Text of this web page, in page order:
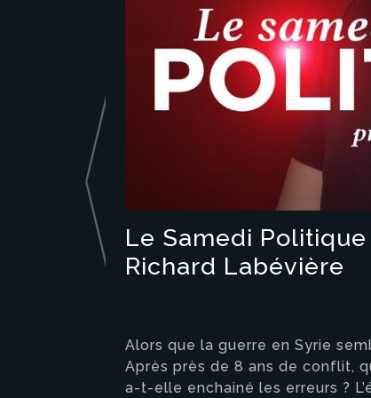
Le Samedi
Richard Labévière
Alors que la guerre en Syrie
Après près de 8 ans de conflit,
a-t-elle enchainé les erreurs ?